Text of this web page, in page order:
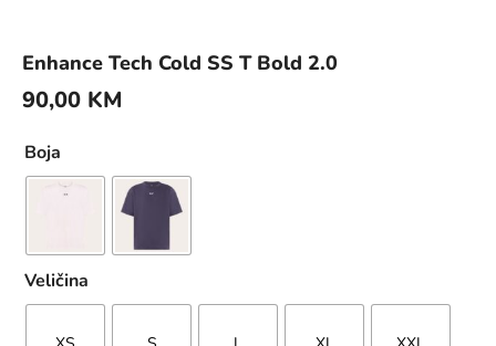
Enhance Tech Cold SS T Bold 2.0
90,00 KM
Boja
Veličina